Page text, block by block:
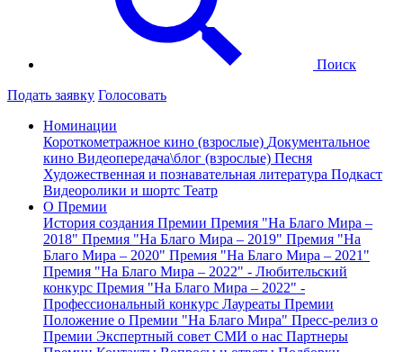
Поиск
Подать заявку Голосовать
Номинации
Короткометражное кино (взрослые) Документальное
кино Видеопередача\блог (взрослые) Песня
Художественная и познавательная литература Подкаст
Видеоролики и шортс Театр
О Премии
История создания Премии Премия "На Благо Мира –
2018" Премия "На Благо Мира – 2019" Премия "На
Благо Мира – 2020" Премия "На Благо Мира – 2021"
Премия "На Благо Мира – 2022" - Любительский
конкурс Премия "На Благо Мира – 2022" -
Профессиональный конкурс Лауреаты Премии
Положение о Премии "На Благо Мира" Пресс-релиз о
Премии Экспертный совет СМИ о нас Партнеры